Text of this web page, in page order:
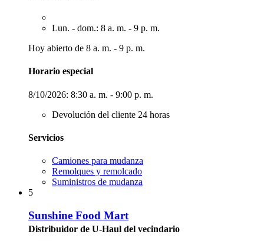
Lun. - dom.: 8 a. m. - 9 p. m.
Hoy abierto de 8 a. m. - 9 p. m.
Horario especial
8/10/2026: 8:30 a. m. - 9:00 p. m.
Devolución del cliente 24 horas
Servicios
Camiones para mudanza
Remolques y remolcado
Suministros de mudanza
5
Sunshine Food Mart
Distribuidor de U-Haul del vecindario